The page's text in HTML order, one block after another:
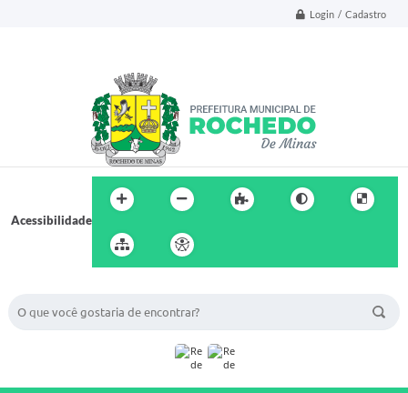
Login / Cadastro
Acessibilidade